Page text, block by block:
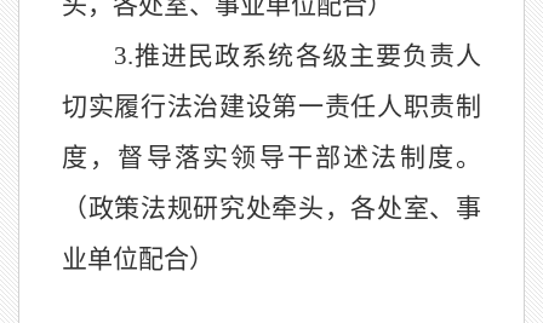
3.推进民政系统各级主要负责人
切实履行法治建设第一责任人职责制
度，督导落实领导干部述法制度。
（政策法规研究处牵头，各处室、事
业单位配合）